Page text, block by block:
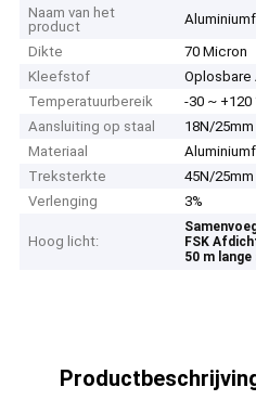
Naam van het
product
Dikte
70 Micron
Kleefstof
Temperatuurbereik
-30 ~ +120
Aansluiting op staal
18N/25mm
Materiaal
Treksterkte
45N/25mm
Verlenging
3%
Hoog licht: FSK
50 m